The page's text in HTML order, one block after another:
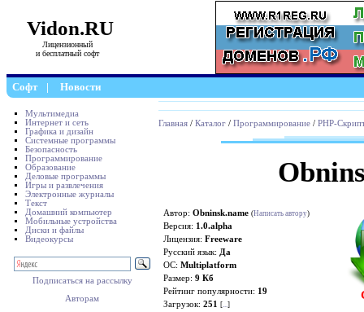
Vidon.RU
Лицензионный
и бесплатный софт
Софт | Новости
Мультимедиа
Интернет и сеть
Графика и дизайн
Системные программы
Безопасность
Программирование
Образование
Деловые программы
Игры и развлечения
Электронные журналы
Текст
Домашний компьютер
Мобильные устройства
Диски и файлы
Видеокурсы
Подписаться на рассылку
Авторам
Главная / Каталог / Программирование / PHP-
Автор: Obninsk.name (Написать автору)
Версия: 1.0.alpha
Лицензия: Freeware
Русский язык: Да
ОС: Multiplatform
Размер: 9 Кб
Рейтинг популярности: 19
Загрузок: 251 [...]